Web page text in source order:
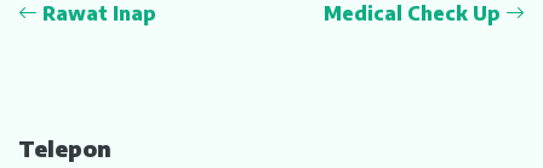
Rawat Inap
Rawat Inap Medical Check Up
Telepon